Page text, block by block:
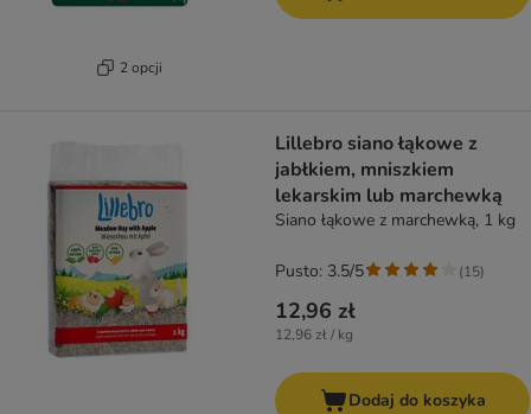
2 opcji
Lillebro siano łąkowe z
jabłkiem, mniszkiem
lekarskim lub marchewką
Siano łąkowe z marchewką, 1 kg
12,96 zł
12,96 zł / kg
Pusto: 3.5/5 (15)
Dodaj do koszyka